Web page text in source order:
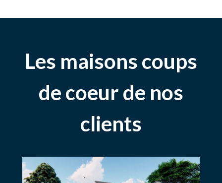
Les maisons coups
de coeur de nos
clients